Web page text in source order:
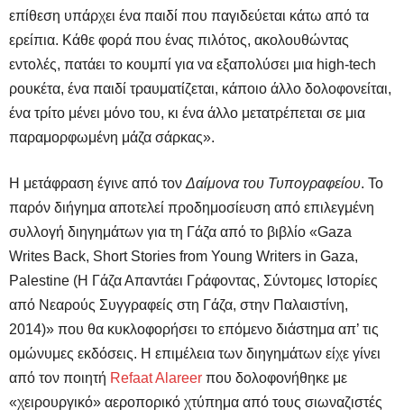
επίθεση υπάρχει ένα παιδί που παγιδεύεται κάτω από τα
ερείπια. Κάθε φορά που ένας πιλότος, ακολουθώντας
εντολές, πατάει το κουμπί για να εξαπολύσει μια high-tech
ρουκέτα, ένα παιδί τραυματίζεται, κάποιο άλλο δολοφονείται,
ένα τρίτο μένει μόνο του, κι ένα άλλο μετατρέπεται σε μια
παραμορφωμένη μάζα σάρκας».
Η μετάφραση έγινε από τον Δαίμονα του Τυπογραφείου. Το
παρόν διήγημα αποτελεί προδημοσίευση από επιλεγμένη
συλλογή διηγημάτων για τη Γάζα από το βιβλίο «Gaza
Writes Back, Short Stories from Young Writers in Gaza,
Palestine (Η Γάζα Απαντάει Γράφοντας, Σύντομες Ιστορίες
από Νεαρούς Συγγραφείς στη Γάζα, στην Παλαιστίνη,
2014)» που θα κυκλοφορήσει το επόμενο διάστημα απ’ τις
ομώνυμες εκδόσεις. Η επιμέλεια των διηγημάτων είχε γίνει
από τον ποιητή Refaat Alareer που δολοφονήθηκε με
«χειρουργικό» αεροπορικό χτύπημα από τους σιωναζιστές